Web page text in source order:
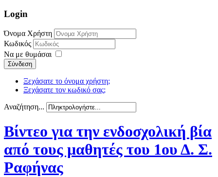
Login
Όνομα Χρήστη
Κωδικός
Να με θυμάσαι
Σύνδεση
Ξεχάσατε το όνομα χρήστη;
Ξεχάσατε τον κωδικό σας;
Αναζήτηση...
Βίντεο για την ενδοσχολική βία
από τους μαθητές του 1ου Δ. Σ.
Ραφήνας